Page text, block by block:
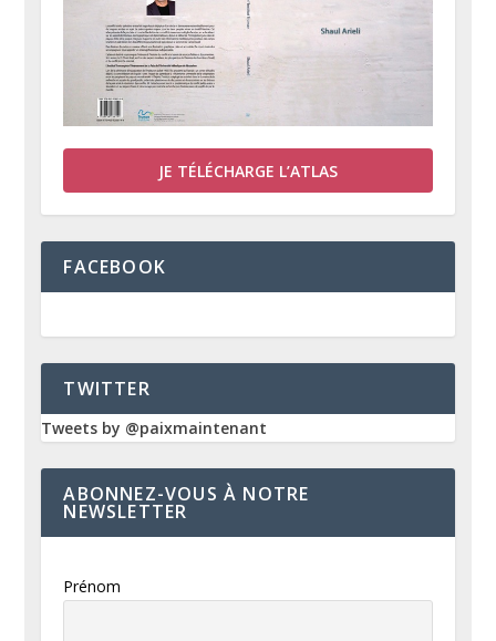
JE TÉLÉCHARGE L’ATLAS
FACEBOOK
TWITTER
Tweets by @paixmaintenant
ABONNEZ-VOUS À NOTRE
NEWSLETTER
Prénom